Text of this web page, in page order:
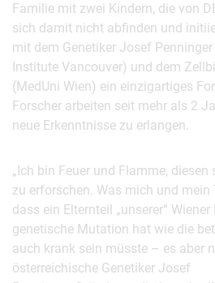
Familie mit zwei Kindern, die von
sich damit nicht abfinden und
mit dem Genetiker Josef
Institute Vancouver) und dem
(MedUni Wien) ein einzigartiges
Forscher arbeiten seit mehr als 2
neue Erkenntnisse zu erlangen.
„Ich bin Feuer und Flamme,
zu erforschen. Was mich und mein
dass ein Elternteil „unserer“
genetische Mutation hat wie die
auch krank sein müsste – es aber
österreichische Genetiker Josef